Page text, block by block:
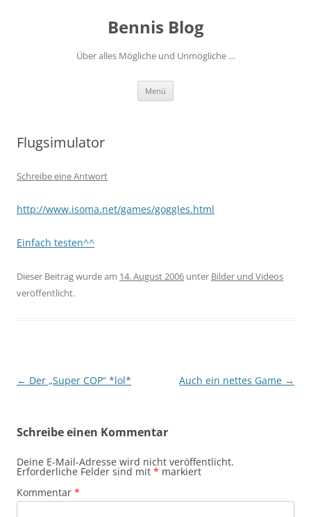
Bennis Blog
Über alles Mögliche und Unmögliche …
Menü
Flugsimulator
Schreibe eine Antwort
http://www.isoma.net/games/goggles.html
Einfach testen^^
Dieser Beitrag wurde am 14. August 2006 unter Bilder und Videos
veröffentlicht.
Beitragsnavigation
← Der „Super COP“ *lol* Auch ein nettes Game →
Schreibe einen Kommentar
Deine E-Mail-Adresse wird nicht veröffentlicht.
Erforderliche Felder sind mit * markiert
Kommentar *